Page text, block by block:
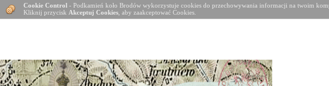
Cookie Control - Podkamień koło Brodów wykorzystuje cookies do przechowywania informacji na twoim
Kliknij przycisk Akceptuj Cookies , aby zaakceptować Cookies.